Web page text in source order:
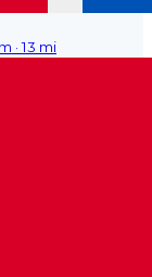
· 13 mi